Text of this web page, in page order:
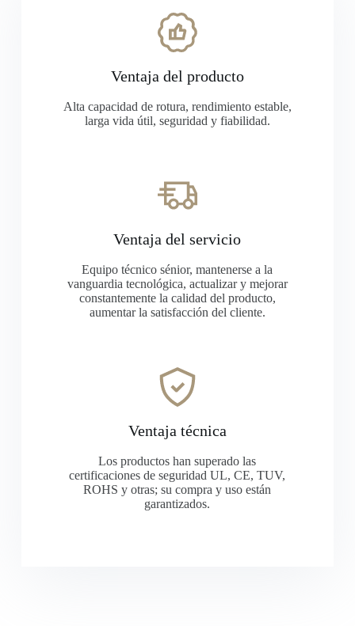
Ventaja del producto
Alta capacidad de rotura, rendimiento estable,
larga vida útil, seguridad y fiabilidad.
Ventaja del servicio
Equipo técnico sénior, mantenerse a la
vanguardia tecnológica, actualizar y mejorar
constantemente la calidad del producto,
aumentar la satisfacción del cliente.
Ventaja técnica
Los productos han superado las
certificaciones de seguridad UL, CE, TUV,
ROHS y otras; su compra y uso están
garantizados.